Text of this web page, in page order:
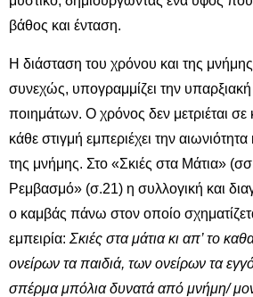
βάθος και ένταση.
Η διάσταση του χρόνου και της
συνεχώς, υπογραμμίζει την
ποιημάτων. Ο χρόνος δεν μετριέται σε
κάθε στιγμή εμπεριέχει την αιωνιότητα
της μνήμης. Στο «Σκιές στα Μάτια»
Ρεμβασμό» (σ.21) η συλλογική και
ο καμβάς πάνω στον οποίο
εμπειρία: Σκιές στα μάτια κι απ’ το
ονείρων τα παιδιά, των ονείρων τα
σπέρμα μπόλια δυνατά από μνήμη/